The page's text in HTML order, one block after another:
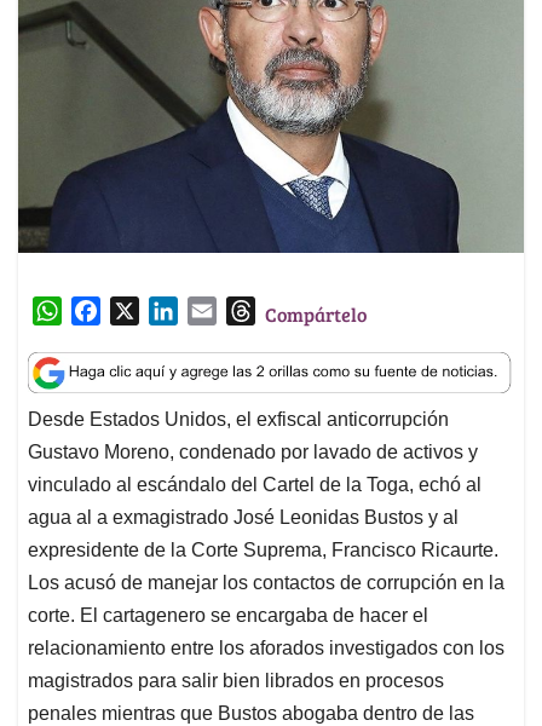
W
a
t
s
A
p
p
c
e
b
o
o
k
n
k
e
d
I
n
a
i
l
T
r
e
a
d
s
Compártelo
Desde Estados Unidos, el exfiscal anticorrupción
Gustavo Moreno, condenado por lavado de activos y
vinculado al escándalo del Cartel de la Toga, echó al
agua al a exmagistrado José Leonidas Bustos y al
expresidente de la Corte Suprema, Francisco Ricaurte.
Los acusó de manejar los contactos de corrupción en la
corte. El cartagenero se encargaba de hacer el
relacionamiento entre los aforados investigados con los
magistrados para salir bien librados en procesos
penales mientras que Bustos abogaba dentro de las